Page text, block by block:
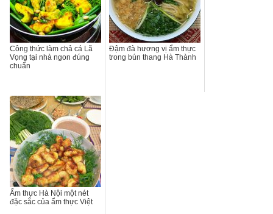
Công thức làm chả cá Lã
Vọng tại nhà ngon đúng
chuẩn
Đậm đà hương vị ẩm thực
trong bún thang Hà Thành
Ẩm thực Hà Nội một nét
đặc sắc của ẩm thực Việt